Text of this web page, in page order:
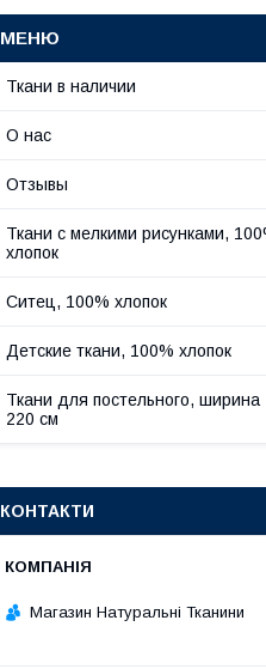
Ткани в наличии
О нас
Отзывы
Ткани с мелкими рисунками,
хлопок
Ситец, 100% хлопок
Детские ткани, 100% хлопок
Ткани для постельного, ширина
220 см
КОНТАКТИ
Магазин Натуральні Тканини